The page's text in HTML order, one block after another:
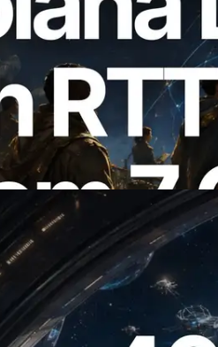
Leader Slot API
7 khu vực toàn cầu —
API cũng chính